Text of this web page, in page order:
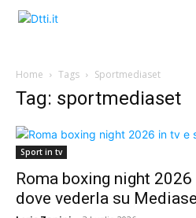
Home Tags Sportmediaset
Tag: sportmediaset
Sport in tv
Roma boxing night
dove vederla su